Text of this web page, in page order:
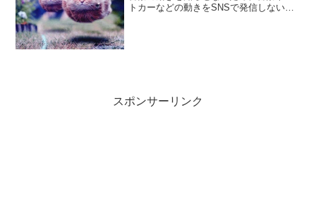
トカーなどの動きをSNSで発信しないよ
スポンサーリンク